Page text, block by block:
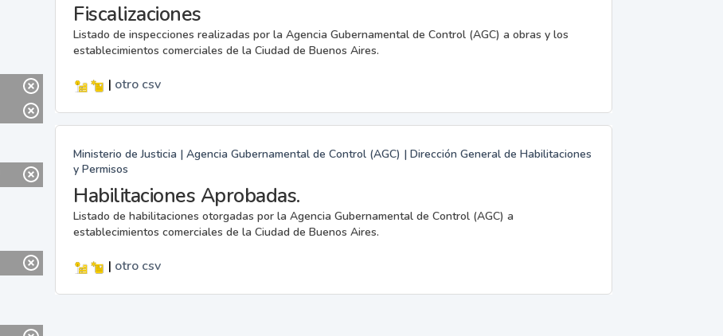
Fiscalizaciones
Listado de inspecciones realizadas por la Agencia Gubernamental de Control (AGC) a obras y los
establecimientos comerciales de la Ciudad de Buenos Aires.
| otro csv
Ministerio de Justicia | Agencia Gubernamental de Control (AGC) | Dirección General de Habilitaciones
y Permisos
Habilitaciones Aprobadas.
Listado de habilitaciones otorgadas por la Agencia Gubernamental de Control (AGC) a
establecimientos comerciales de la Ciudad de Buenos Aires.
| otro csv